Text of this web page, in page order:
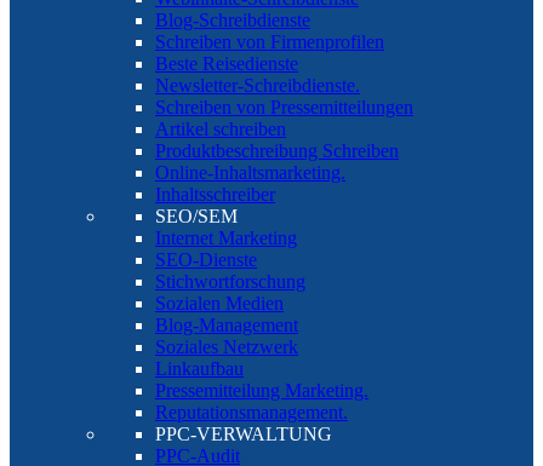
Blog-Schreibdienste
Schreiben von Firmenprofilen
Beste Reisedienste
Newsletter-Schreibdienste.
Schreiben von Pressemitteilungen
Artikel schreiben
Produktbeschreibung Schreiben
Online-Inhaltsmarketing.
Inhaltsschreiber
SEO/SEM
Internet Marketing
SEO-Dienste
Stichwortforschung
Sozialen Medien
Blog-Management
Soziales Netzwerk
Linkaufbau
Pressemitteilung Marketing.
Reputationsmanagement.
PPC-VERWALTUNG
PPC-Audit